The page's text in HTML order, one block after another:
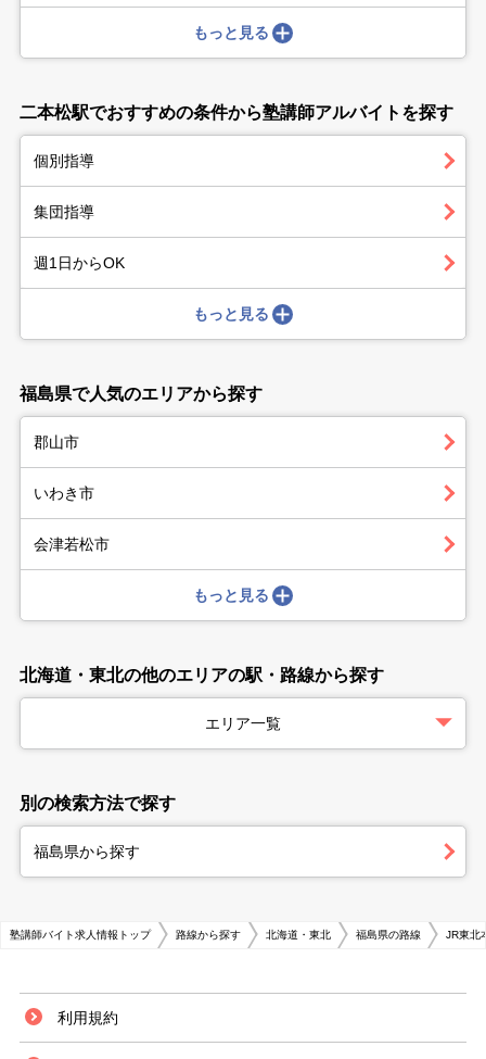
もっと見る
二本松駅でおすすめの条件から塾講師アルバイトを探す
個別指導
集団指導
週1日からOK
もっと見る
福島県で人気のエリアから探す
郡山市
いわき市
会津若松市
もっと見る
北海道・東北の他のエリアの駅・路線から探す
エリア一覧
別の検索方法で探す
福島県から探す
塾講師バイト求人情報トップ 路線から探す 北海道・東北 福島県の路線 JR東北
利用規約